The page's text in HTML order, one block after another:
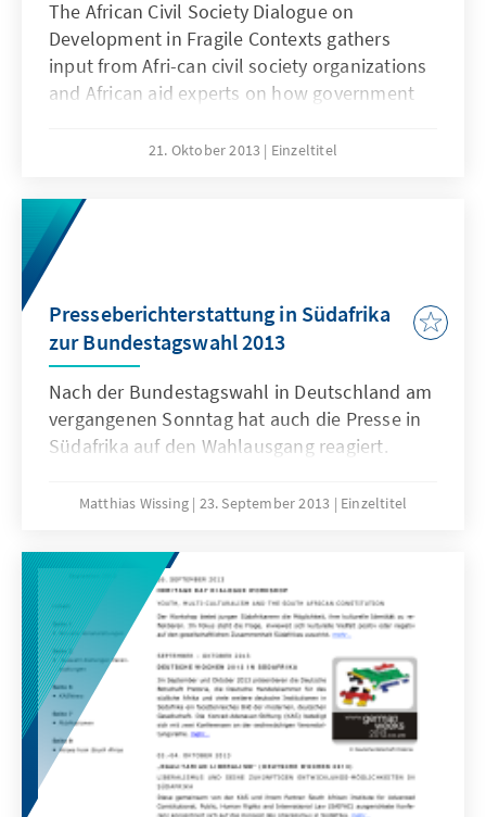
The African Civil Society Dialogue on
Development in Fragile Contexts gathers
input from Afri-can civil society organizations
and African aid experts on how government
building and development in fragile states.
Konrad-Adenauer-Foundation and the Global
Public Policy Institute, took place in
Johannesburg, South Africa, on 18 October
the conference are summarized in the
following.
21. Oktober 2013 Einzeltitel
Presseberichterstattung in Südafrika
zur Bundestagswahl 2013
Nach der Bundestagswahl in Deutschland am
vergangenen Sonntag hat auch die Presse in
Südafrika auf den Wahlausgang reagiert.
Matthias Wissing 23. September 2013 Einzeltitel